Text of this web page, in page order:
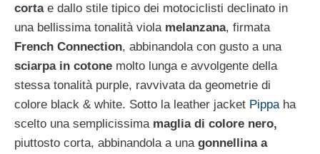
cortae dallo stile tipico dei motociclisti declinato in
una bellissima tonalità viola melanzana, firmata
French Connection, abbinandola con gusto a una
sciarpa in cotone molto lunga e avvolgente della
stessa tonalità purple, ravvivata da geometrie di
colore black & white. Sotto la leather jacket Pippa ha
scelto una semplicissima maglia di colore nero,
piuttosto corta, abbinandola a una gonnellina a